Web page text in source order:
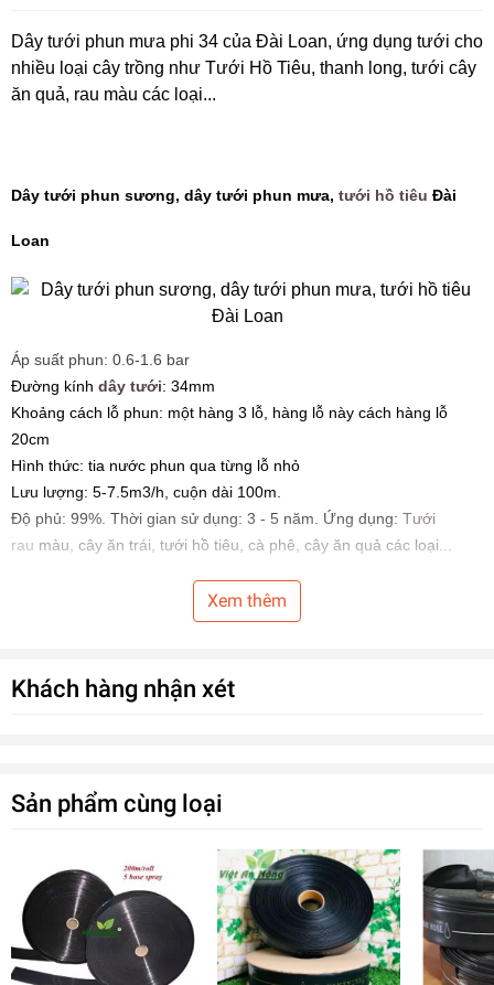
Dây tưới phun mưa phi 34 của Đài Loan, ứng dụng tưới cho
nhiều loại cây trồng như Tưới Hồ Tiêu, thanh long, tưới cây
ăn quả, rau màu các loại...
Dây tưới phun sương, dây tưới phun mưa, tưới hồ tiêu Đài
Loan
Áp suất phun: 0.6-1.6 bar
Đường kính dây tưới: 34mm
Khoảng cách lỗ phun: một hàng 3 lỗ, hàng lỗ này cách hàng lỗ
20cm
Hình thức: tia nước phun qua từng lỗ nhỏ
Lưu lượng: 5-7.5m3/h, cuộn dài 100m.
Độ phủ: 99%. Thời gian sử dụng: 3 - 5 năm. Ứng dụng: Tưới
rau màu, cây ăn trái, tưới hồ tiêu, cà phê, cây ăn quả các loại...
Xem thêm
Khách hàng nhận xét
Sản phẩm cùng loại